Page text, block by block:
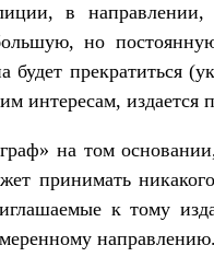
в направлении,
но
прекратиться
интересам, издается
на том
принимать
к тому
направлению.